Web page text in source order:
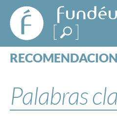
FundéuRAE
- Fundación
del Español
Urgente
ESPECIALES
Palabras